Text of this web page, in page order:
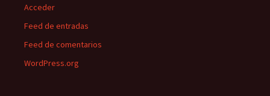
Acceder
Feed de entradas
Feed de comentarios
WordPress.org